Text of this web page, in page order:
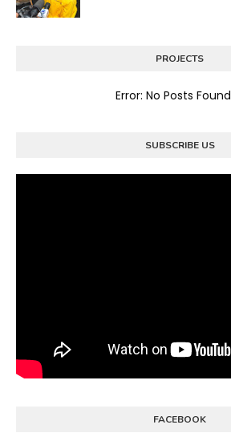
PROJECTS
Error: No Posts Found
SUBSCRIBE US
FACEBOOK